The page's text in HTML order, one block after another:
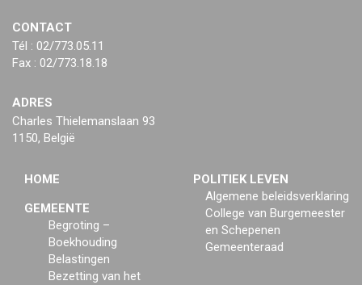
CONTACT
Tél : 02/773.05.11
Fax : 02/773.18.18
ADRES
Charles Thielemanslaan 93
1150, België
HOME
GEMEENTE
Begroting –
Boekhouding
Belastingen
Bezetting van het
POLITIEK LEVEN
Algemene beleidsverklaring
College van Burgemeester
en Schepenen
Gemeenteraad